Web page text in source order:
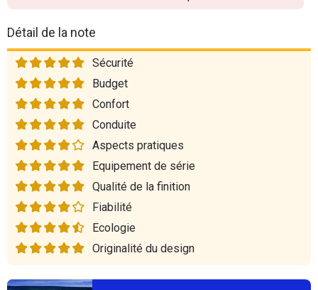
Détail de la note
Sécurité
Budget
Confort
Conduite
Aspects pratiques
Equipement de série
Qualité de la finition
Fiabilité
Ecologie
Originalité du design